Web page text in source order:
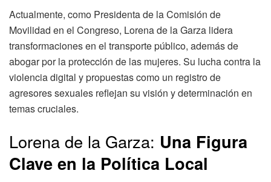
Actualmente, como Presidenta de la Comisión de
Movilidad en el Congreso, Lorena de la Garza lidera
transformaciones en el transporte público, además de
abogar por la protección de las mujeres. Su lucha contra la
violencia digital y propuestas como un registro de
agresores sexuales reflejan su visión y determinación en
temas cruciales.
Lorena de la Garza: Una Figura
Clave en la Política Local